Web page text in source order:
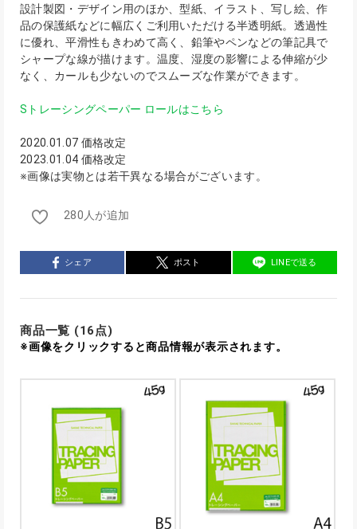
設計製図・デザイン用のほか、型紙、イラスト、写し絵、作
品の保護紙などに幅広くご利用いただける半透明紙。透過性
に優れ、平滑性もきわめて高く、鉛筆やペンなどの筆記具で
シャープな線が描けます。温度、湿度の影響による伸縮が少
なく、カールも少ないのでスムーズな作業ができます。
Sトレーシングペーパー ロールはこちら
2020.01.07 価格改定
2023.01.04 価格改定
※画像は実物とは若干異なる場合がございます。
280人が追加
シェア ポスト LINEで送る
商品一覧 (16点)
※画像をクリックすると商品情報が表示されます。